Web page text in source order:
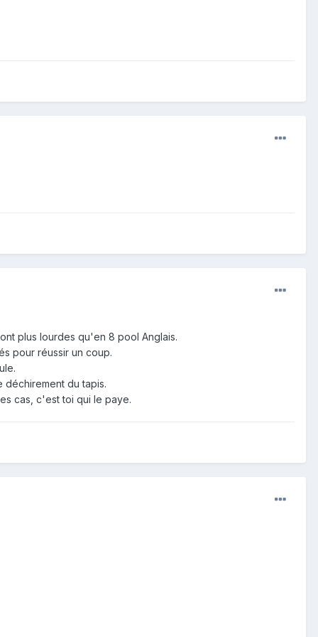
plus lourdes qu'en 8 pool Anglais.
pour réussir un coup.
déchirement du tapis.
cas, c'est toi qui le paye.